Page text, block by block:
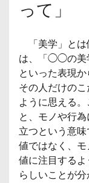
って」
「美学」とは
は、「◯◯の美
といった表現
その人だけの
ように思える
と、モノや行
立つという意
値ではなく、
値に注目する
らしいことが分